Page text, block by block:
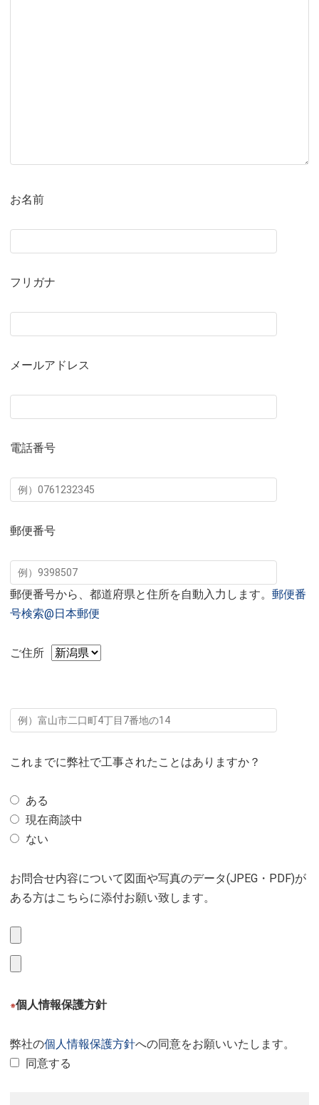
お名前
フリガナ
メールアドレス
電話番号
郵便番号
郵便番号から、都道府県と住所を自動入力します。 郵便番
号検索@日本郵便
ご住所
これまでに弊社で工事されたことはありますか？
ある
現在商談中
ない
お問合せ内容について図面や写真のデータ(JPEG・PDF)が
ある方はこちらに添付お願い致します。
※個人情報保護方針
弊社の個人情報保護方針への同意をお願いいたします。
同意する